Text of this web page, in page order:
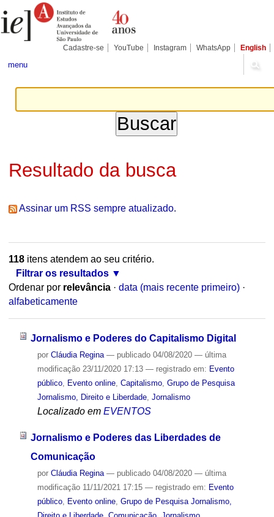
para
conteúdo.
Pessoais
Cadastre-se YouTube Instagram WhatsApp English
menu
Resultado da busca
Assinar um RSS sempre atualizado.
118itens atendem ao seu critério.
Filtrar os resultados
Ordenar por relevância · data (mais recente primeiro) ·
alfabeticamente
Jornalismo e Poderes do Capitalismo Digital
por Cláudia Regina — publicado04/08/2020 — última
modificação23/11/2020 17:13 — registrado em: Evento
público, Evento online, Capitalismo, Grupo de Pesquisa
Jornalismo, Direito e Liberdade, Jornalismo
Localizado em EVENTOS
Jornalismo e Poderes das Liberdades de
Comunicação
por Cláudia Regina — publicado04/08/2020 — última
modificação11/11/2021 17:15 — registrado em: Evento
público, Evento online, Grupo de Pesquisa Jornalismo,